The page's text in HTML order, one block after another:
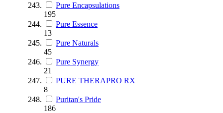
Pure Encapsulations
195
Pure Essence
13
Pure Naturals
45
Pure Synergy
21
PURE THERAPRO RX
8
Puritan's Pride
186